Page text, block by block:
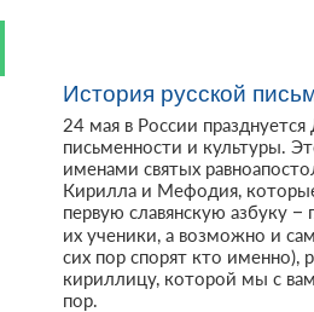
История русской
24 мая в России празднуется
письменности и культуры.
именами святых
Кирилла и Мефодия,
первую славянскую азбуку –
их ученики, а возможно и
сих пор спорят кто именно),
кириллицу, которой мы с
пор.